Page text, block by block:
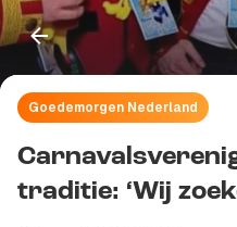
Goedemorgen Nederland
traditie: ‘Wij